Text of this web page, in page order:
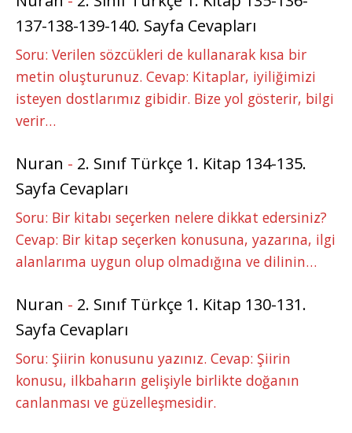
137-138-139-140. Sayfa Cevapları
Soru: Verilen sözcükleri de kullanarak kısa bir
metin oluşturunuz. Cevap: Kitaplar, iyiliğimizi
isteyen dostlarımız gibidir. Bize yol gösterir, bilgi
verir…
Nuran - 2. Sınıf Türkçe 1. Kitap 134-135.
Sayfa Cevapları
Soru: Bir kitabı seçerken nelere dikkat edersiniz?
Cevap: Bir kitap seçerken konusuna, yazarına, ilgi
alanlarıma uygun olup olmadığına ve dilinin…
Nuran - 2. Sınıf Türkçe 1. Kitap 130-131.
Sayfa Cevapları
Soru: Şiirin konusunu yazınız. Cevap: Şiirin
konusu, ilkbaharın gelişiyle birlikte doğanın
canlanması ve güzelleşmesidir.